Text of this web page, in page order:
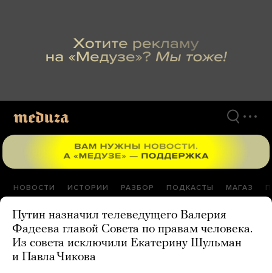
НОВОСТИ ИСТОРИИ РАЗБОР ПОДКАСТЫ МАГАЗ
Путин назначил телеведущего Валерия
Фадеева главой Совета по правам человека.
Из совета исключили Екатерину Шульман
и Павла Чикова